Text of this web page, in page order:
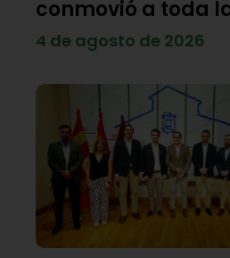
conmovió a toda
4 de agosto de 2026